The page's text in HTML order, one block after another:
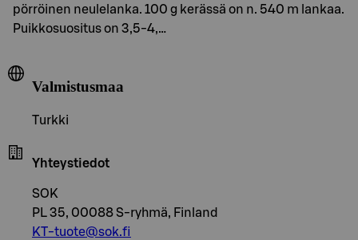
pörröinen neulelanka. 100 g kerässä on n. 540 m lankaa.
Puikkosuositus on 3,5-4,…
Valmistusmaa
Turkki
Yhteystiedot
SOK
PL 35, 00088 S-ryhmä, Finland
KT-tuote@sok.fi